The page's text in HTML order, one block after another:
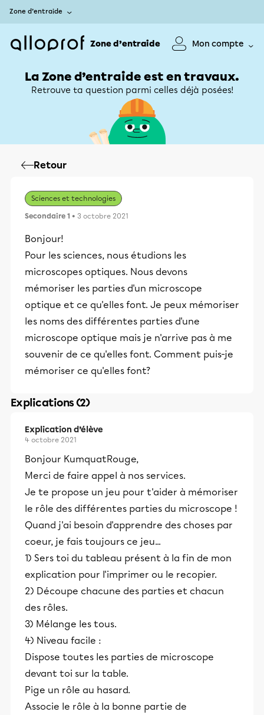
Zone d’entraide
Zone d’entraide Mon compte
La Zone d’entraide est en travaux.
Retrouve ta question parmi celles déjà posées!
Retour
Sciences et technologies
Secondaire 1 • 3 octobre 2021
Bonjour!
Pour les sciences, nous étudions les
microscopes optiques. Nous devons
mémoriser les parties d'un microscope
optique et ce qu'elles font. Je peux mémoriser
les noms des différentes parties d'une
microscope optique mais je n'arrive pas à me
souvenir de ce qu'elles font. Comment puis-je
mémoriser ce qu'elles font?
Explications (2)
Explication d’élève
4 octobre 2021
Bonjour KumquatRouge,
Merci de faire appel à nos services.
Je te propose un jeu pour t'aider à mémoriser
le rôle des différentes parties du microscope !
Quand j'ai besoin d'apprendre des choses par
coeur, je fais toujours ce jeu...
1) Sers toi du tableau présent à la fin de mon
explication pour l'imprimer ou le recopier.
2) Découpe chacune des parties et chacun
des rôles.
3) Mélange les tous.
4) Niveau facile :
Dispose toutes les parties de microscope
devant toi sur la table.
Pige un rôle au hasard.
Associe le rôle à la bonne partie de